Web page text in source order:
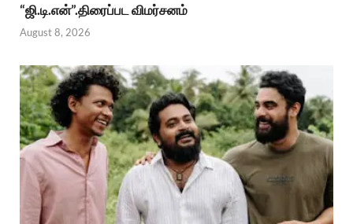
“ஜி.டி.என்”.திரைப்பட விமர்சனம்
August 8, 2026